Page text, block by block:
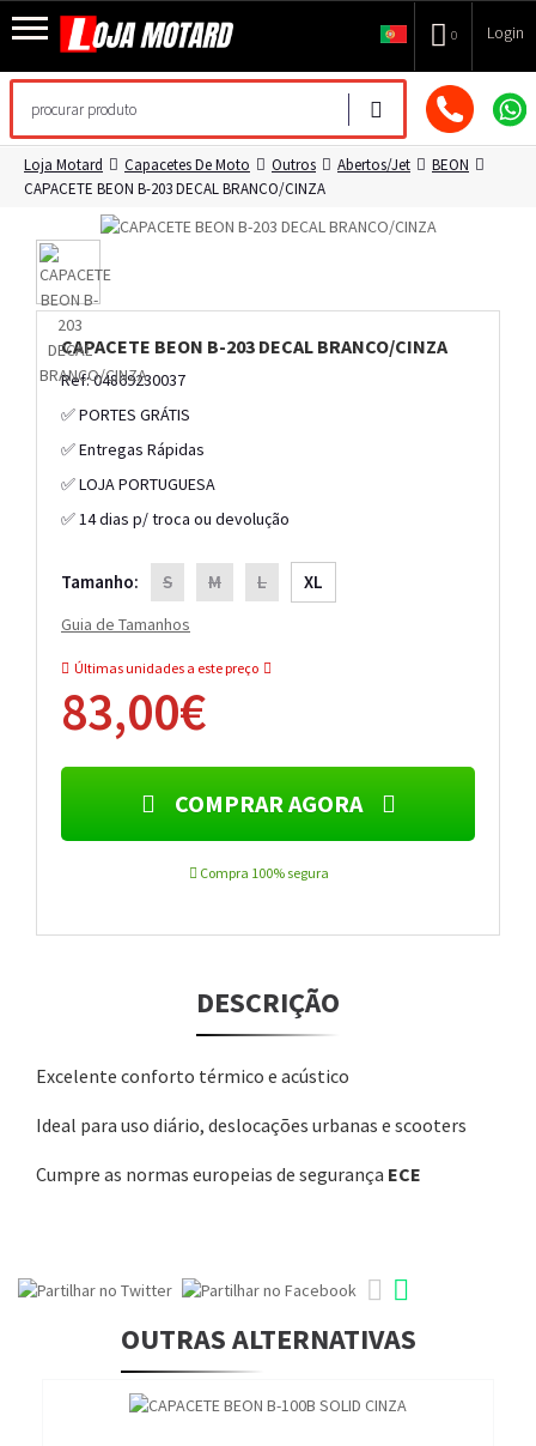
0 Login
Loja Motard Capacetes De Moto Outros Abertos/Jet
BEON
CAPACETE BEON B-203 DECAL BRANCO/CINZA
CAPACETE BEON B-203 DECAL BRANCO/CINZA
Ref: 04869230037
✅ PORTES GRÁTIS
✅ Entregas Rápidas
✅ LOJA PORTUGUESA
✅ 14 dias p/ troca ou devolução
Tamanho: S M L XL
Guia de Tamanhos
Últimas unidades a este preço
83,00€
COMPRAR AGORA
Compra 100% segura
DESCRIÇÃO
Excelente conforto térmico e acústico
Ideal para uso diário, deslocações urbanas e scooters
Cumpre as normas europeias de segurança ECE
OUTRAS ALTERNATIVAS